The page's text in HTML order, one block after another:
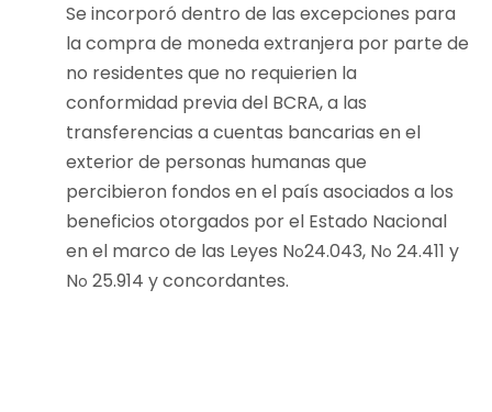
Se incorporó dentro de las excepciones para
la compra de moneda extranjera por parte de
no residentes que no requierien la
conformidad previa del BCRA, a las
transferencias a cuentas bancarias en el
exterior de personas humanas que
percibieron fondos en el país asociados a los
beneficios otorgados por el Estado Nacional
en el marco de las Leyes No24.043, No 24.411 y
No 25.914 y concordantes.